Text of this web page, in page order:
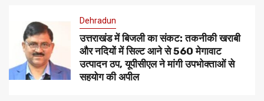
Dehradun
उत्तराखंड में बिजली का संकट: तकनीकी खराबी
और नदियों में सिल्ट आने से 560 मेगावाट
उत्पादन ठप, यूपीसीएल ने मांगी उपभोक्ताओं से
सहयोग की अपील